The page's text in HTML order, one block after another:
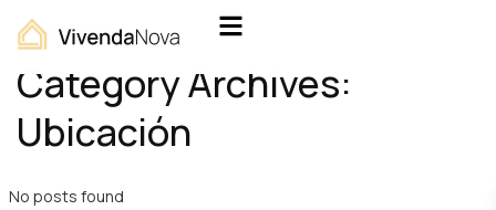
Home Ubicación
Category Archives:
Ubicación
No posts found